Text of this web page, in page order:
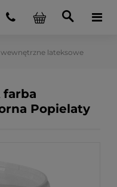
lateksowe
farba
Popielaty